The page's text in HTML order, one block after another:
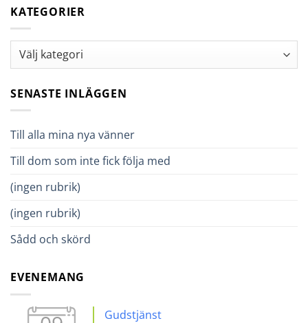
KATEGORIER
Kategorier
SENASTE INLÄGGEN
Till alla mina nya vänner
Till dom som inte fick följa med
(ingen rubrik)
(ingen rubrik)
Sådd och skörd
EVENEMANG
Gudstjänst